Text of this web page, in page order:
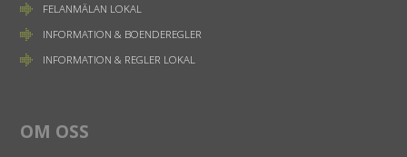
FELANMÄLAN LOKAL
INFORMATION & BOENDEREGLER
INFORMATION & REGLER LOKAL
OM OSS